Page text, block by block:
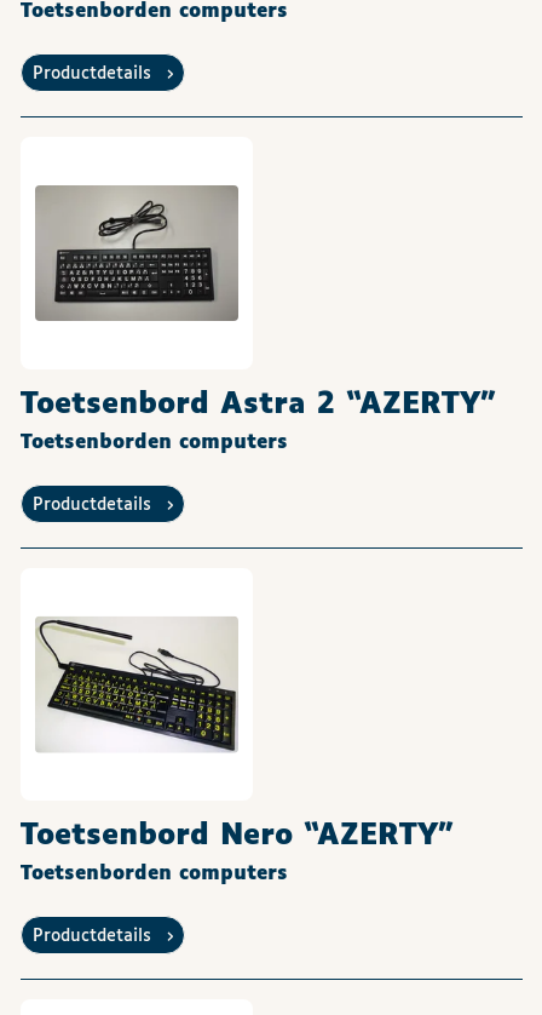
Toetsenborden computers
Productdetails
Toetsenbord Astra 2 “AZERTY”
Toetsenborden computers
Productdetails
Toetsenbord Nero “AZERTY”
Toetsenborden computers
Productdetails